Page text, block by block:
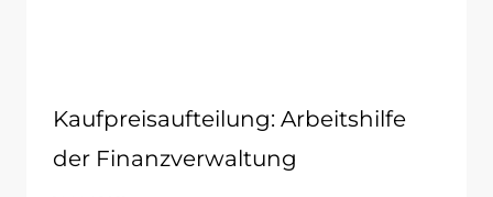
Kaufpreisaufteilung: Arbeitshilfe
der Finanzverwaltung